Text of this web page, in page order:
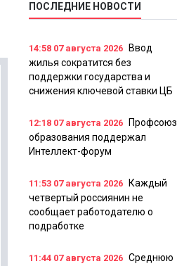
ПОСЛЕДНИЕ НОВОСТИ
14:58 07 августа 2026
Ввод
жилья сократится без
поддержки государства и
снижения ключевой ставки ЦБ
12:18 07 августа 2026
Профсоюз
образования поддержал
Интеллект-форум
11:53 07 августа 2026
Каждый
четвертый россиянин не
сообщает работодателю о
подработке
11:44 07 августа 2026 Среднюю